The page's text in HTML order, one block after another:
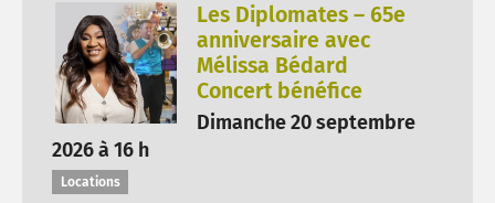
Les Diplomates – 65e
anniversaire avec
Mélissa Bédard
Concert bénéfice
Dimanche 20 septembre
2026 à 16 h
Locations